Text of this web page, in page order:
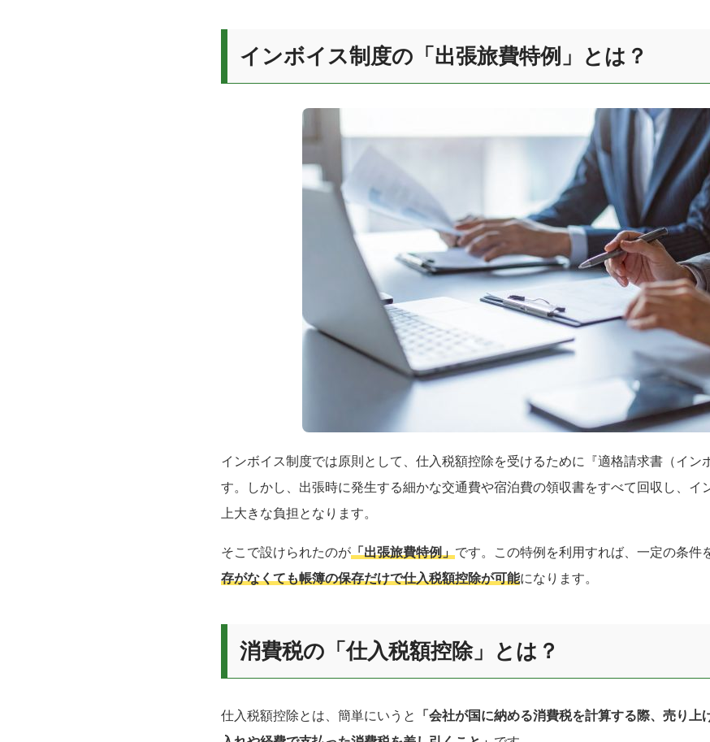
インボイス制度の「出張旅費特例」とは？
インボイス制度では原則として、仕入税額控除を受けるために『適格請求書（イン
す。しかし、出張時に発生する細かな交通費や宿泊費の領収書をすべて回収し、イ
上大きな負担となります。
そこで設けられたのが「出張旅費特例」です。この特例を利用すれば、一定の条件
存がなくても帳簿の保存だけで仕入税額控除が可能になります。
消費税の「仕入税額控除」とは？
仕入税額控除とは、簡単にいうと
「会社が国に納める消費税を計算する際、売り